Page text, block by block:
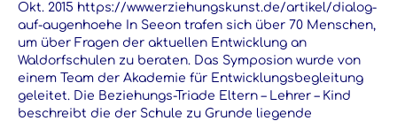
Okt. 2015 https://www.erziehungskunst.de/artikel/dialog-
auf-augenhoehe In Seeon trafen sich über 70 Menschen,
um über Fragen der aktuellen Entwicklung an
Waldorfschulen zu beraten. Das Symposion wurde von
einem Team der Akademie für Entwicklungsbegleitung
geleitet. Die Beziehungs-Triade Eltern – Lehrer – Kind
beschreibt die der Schule zu Grunde liegende